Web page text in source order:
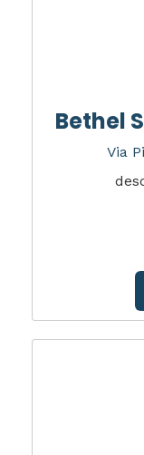
Bethel
Via